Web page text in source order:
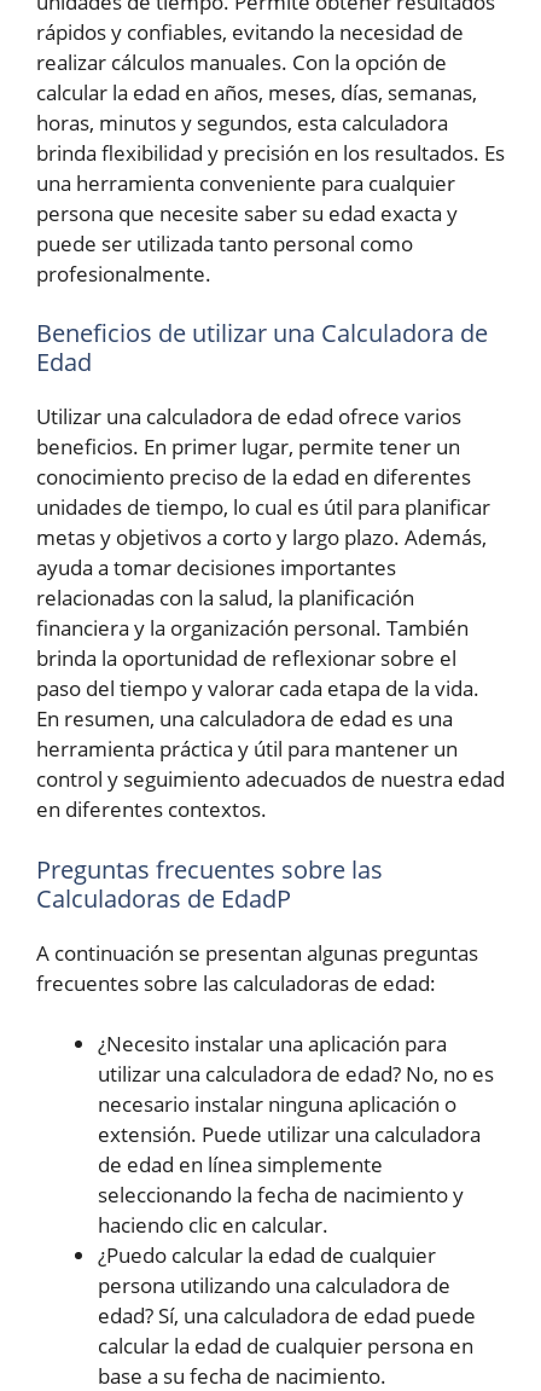
rápidos y confiables, evitando la necesidad de
realizar cálculos manuales. Con la opción de
calcular la edad en años, meses, días, semanas,
horas, minutos y segundos, esta calculadora
brinda flexibilidad y precisión en los resultados. Es
una herramienta conveniente para cualquier
persona que necesite saber su edad exacta y
puede ser utilizada tanto personal como
profesionalmente.
Beneficios de utilizar una Calculadora de
Edad
Utilizar una calculadora de edad ofrece varios
beneficios. En primer lugar, permite tener un
conocimiento preciso de la edad en diferentes
unidades de tiempo, lo cual es útil para planificar
metas y objetivos a corto y largo plazo. Además,
ayuda a tomar decisiones importantes
relacionadas con la salud, la planificación
financiera y la organización personal. También
brinda la oportunidad de reflexionar sobre el
paso del tiempo y valorar cada etapa de la vida.
En resumen, una calculadora de edad es una
herramienta práctica y útil para mantener un
control y seguimiento adecuados de nuestra edad
en diferentes contextos.
Preguntas frecuentes sobre las
Calculadoras de EdadP
A continuación se presentan algunas preguntas
frecuentes sobre las calculadoras de edad:
¿Necesito instalar una aplicación para
utilizar una calculadora de edad? No, no es
necesario instalar ninguna aplicación o
extensión. Puede utilizar una calculadora
de edad en línea simplemente
seleccionando la fecha de nacimiento y
haciendo clic en calcular.
¿Puedo calcular la edad de cualquier
persona utilizando una calculadora de
edad? Sí, una calculadora de edad puede
calcular la edad de cualquier persona en
base a su fecha de nacimiento.